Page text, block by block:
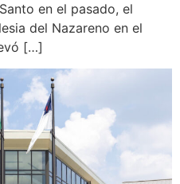
en el pasado, el
del Nazareno en el
[…]